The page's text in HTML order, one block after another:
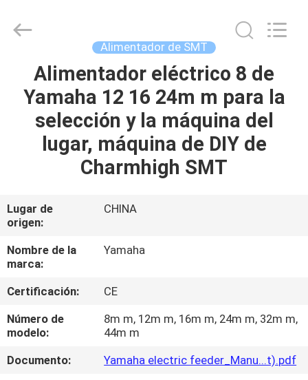
HOGAR
PRODUCTOS
SOBRE
NOSOTROS
VISITA
A
LA
FÁBRICA
CHARMHIGH
TECHNOLOGY
Alimentador de SMT
Alimentador eléctrico 8 de
Yamaha 12 16 24m m para la
selección y la máquina del
lugar, máquina de DIY de
Charmhigh SMT
Lugar de
origen:
CHINA
Nombre de la
marca:
Yamaha
Certificación:
CE
Número de
modelo:
8m m, 12m m, 16m m, 24m m, 32m m,
44m m
Documento:
Yamaha electric feeder_Manu...t).pdf